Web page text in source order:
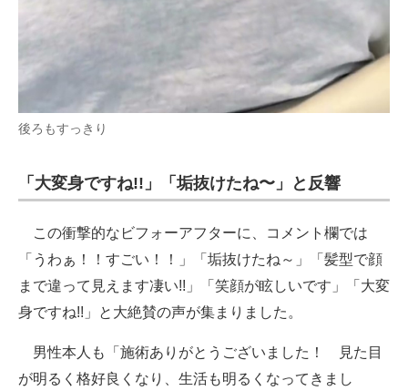
後ろもすっきり
「大変身ですね!!」「垢抜けたね〜」と反響
この衝撃的なビフォーアフターに、コメント欄では
「うわぁ！！すごい！！」「垢抜けたね～」「髪型で顔
まで違って見えます凄い!!」「笑顔が眩しいです︎」「大変
身ですね!!」と大絶賛の声が集まりました。
男性本人も「施術ありがとうございました！ 見た目
が明るく格好良くなり、生活も明るくなってきまし